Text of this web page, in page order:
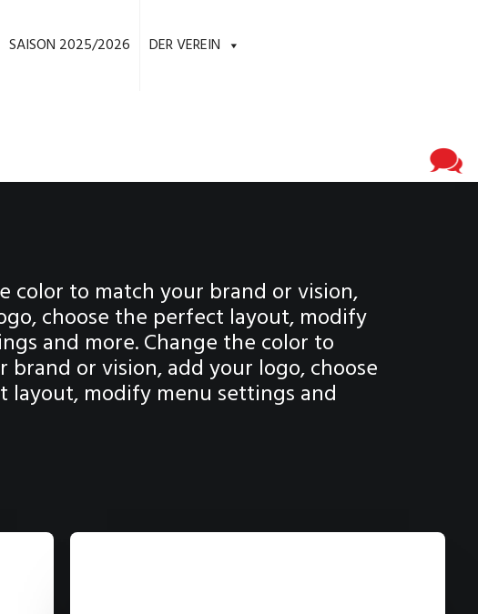
SAISON 2025/2026 DER VEREIN
color to match your brand or vision,
choose the perfect layout, modify
and more. Change the color to
brand or vision, add your logo, choose
layout, modify menu settings and